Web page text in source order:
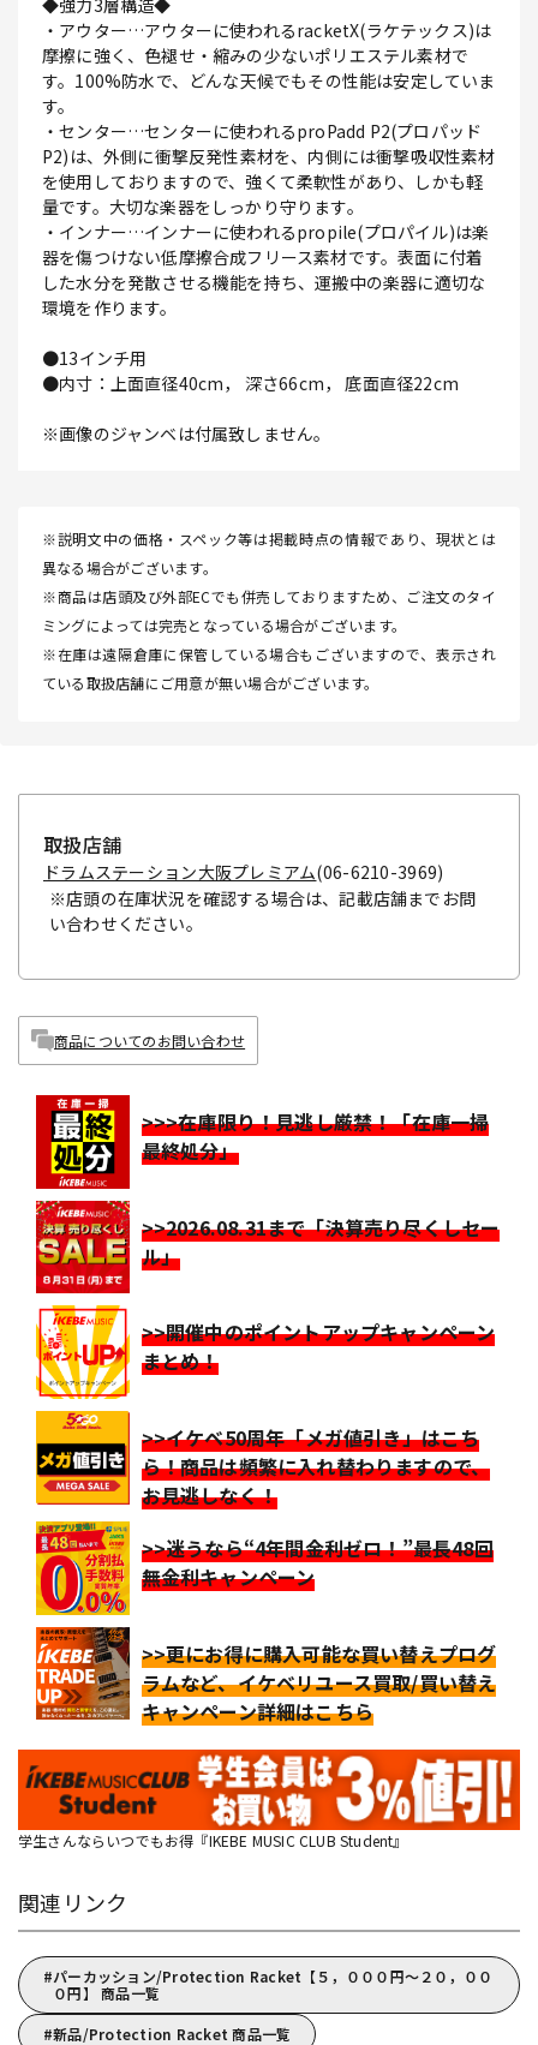
◆強力3層構造◆
・アウター…アウターに使われるracketX(ラケテックス)は
摩擦に強く、色褪せ・縮みの少ないポリエステル素材で
す。100%防水で、どんな天候でもその性能は安定していま
す。
・センター…センターに使われるproPadd P2(プロパッド
P2)は、外側に衝撃反発性素材を、内側には衝撃吸収性素材
を使用しておりますので、強くて柔軟性があり、しかも軽
量です。大切な楽器をしっかり守ります。
・インナー…インナーに使われるpropile(プロパイル)は楽
器を傷つけない低摩擦合成フリース素材です。表面に付着
した水分を発散させる機能を持ち、運搬中の楽器に適切な
環境を作ります。
●13インチ用
●内寸：上面直径40cm， 深さ66cm， 底面直径22cm
※画像のジャンベは付属致しません。
※説明文中の価格・スペック等は掲載時点の情報であり、現状とは
異なる場合がございます。
※商品は店頭及び外部ECでも併売しておりますため、ご注文のタイ
ミングによっては完売となっている場合がございます。
※在庫は遠隔倉庫に保管している場合もございますので、表示され
ている取扱店舗にご用意が無い場合がございます。
取扱店舗
ドラムステーション大阪プレミアム(06-6210-3969)
※店頭の在庫状況を確認する場合は、記載店舗までお問
い合わせください。
商品についてのお問い合わせ
>>>在庫限り！見逃し厳禁！「在庫一掃
最終処分」
>>2026.08.31まで「決算売り尽くしセー
ル」
>>開催中のポイントアップキャンペーン
まとめ！
>>イケベ50周年「メガ値引き」はこち
ら！商品は頻繁に入れ替わりますので、
お見逃しなく！
>>迷うなら“4年間金利ゼロ！”最長48回
無金利キャンペーン
>>更にお得に購入可能な買い替えプログ
ラムなど、イケベリユース買取/買い替え
キャンペーン詳細はこちら
学生さんならいつでもお得『IKEBE MUSIC CLUB Student』
関連リンク
パーカッション/Protection Racket【５，０００円～２０，００
０円】 商品一覧
新品/Protection Racket 商品一覧